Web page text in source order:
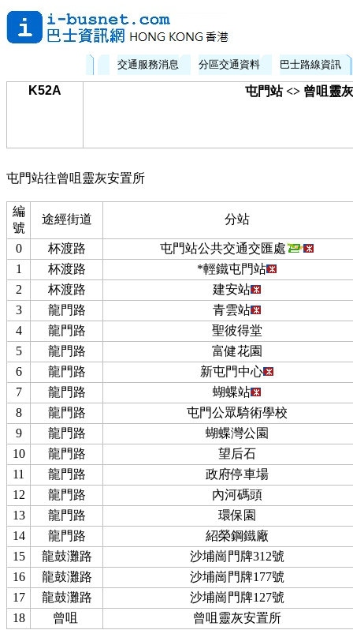
交通服務消息 分區交通資料 巴士路線資訊
K52A 屯門站 <> 曾咀靈
屯門站往曾咀靈灰安置所
編
號
途經街道 分站
0 杯渡路
屯門站公共交通交匯處
1
杯渡路
*輕鐵屯門站
2
杯渡路
建安站
3
龍門路
青雲站
4
龍門路
聖彼得堂
5
龍門路
富健花園
6
龍門路
新屯門中心
7
龍門路
蝴蝶站
8
龍門路
屯門公眾騎術學校
9
龍門路
蝴蝶灣公園
10
龍門路
望后石
11
龍門路
政府停車場
12
龍門路
內河碼頭
13
龍門路
環保園
14
龍門路
紹榮鋼鐵廠
15
龍鼓灘路
沙埔崗門牌312號
16
龍鼓灘路
沙埔崗門牌177號
17
龍鼓灘路
沙埔崗門牌127號
18
曾咀 曾咀靈灰安置所